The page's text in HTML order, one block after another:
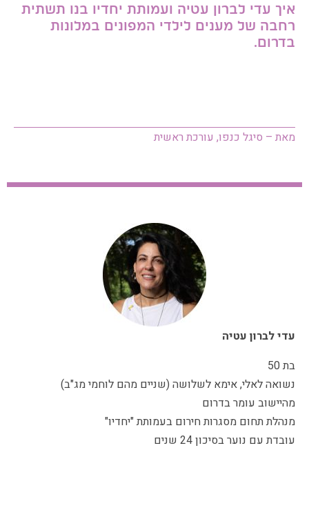
איך עדי לברון עטיה ועמותת יחדיו בנו תשתית
רחבה של מענים לילדי המפונים במלונות
בדרום.
מאת – סיגל כנפו, עורכת ראשית
עדי לברון עטיה
בת 50
נשואה לאלי, אימא לשלושה (שניים מהם לוחמי מג"ב)
מהיישוב עומר בדרום
מנהלת תחום מסגרות חירום בעמותת "יחדיו"
עובדת עם נוער בסיכון 24 שנים